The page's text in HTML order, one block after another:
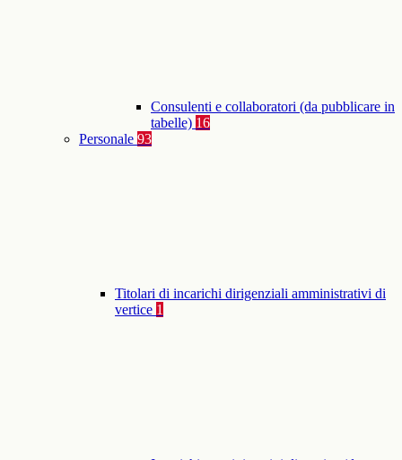
Consulenti e collaboratori (da pubblicare in
tabelle) 16
Personale 93
Titolari di incarichi dirigenziali amministrativi di
vertice 1